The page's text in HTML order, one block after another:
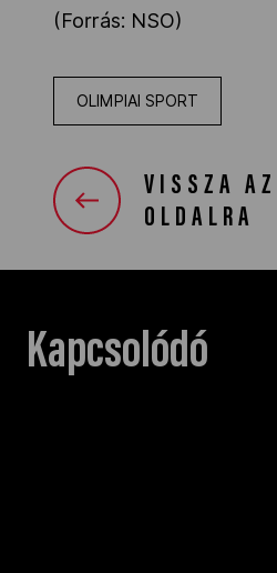
(Forrás: NSO)
OLIMPIAI SPORT
VISSZA AZ
OLDALRA
Kapcsolódó